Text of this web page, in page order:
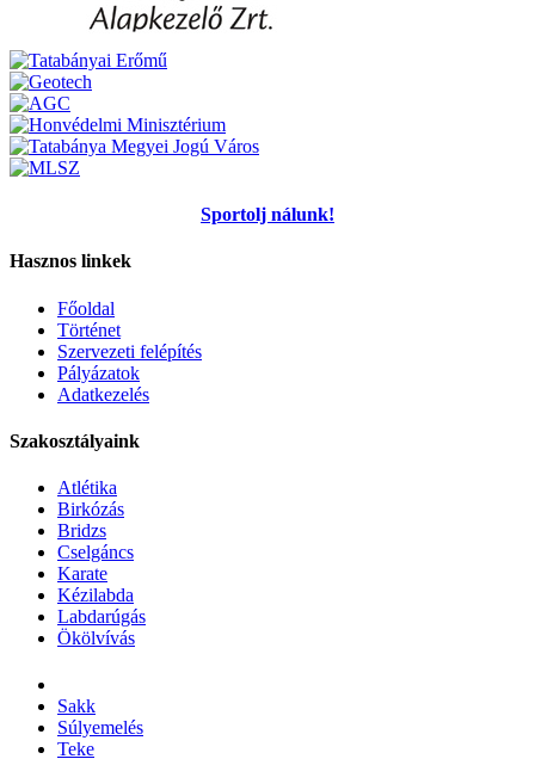
Sportolj nálunk!
Hasznos linkek
Főoldal
Történet
Szervezeti felépítés
Pályázatok
Adatkezelés
Szakosztályaink
Atlétika
Birkózás
Bridzs
Cselgáncs
Karate
Kézilabda
Labdarúgás
Ökölvívás
Sakk
Súlyemelés
Teke